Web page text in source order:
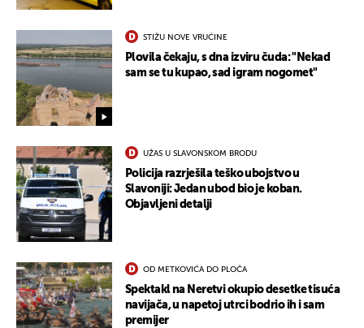
STIŽU NOVE VRUĆINE
Plovila čekaju, s dna izviru čuda: "Nekad
sam se tu kupao, sad igram nogomet"
UŽAS U SLAVONSKOM BRODU
Policija razrješila teško ubojstvo u
Slavoniji: Jedan ubod bio je koban.
Objavljeni detalji
OD METKOVIĆA DO PLOČA
Spektakl na Neretvi okupio desetke tisuća
navijača, u napetoj utrci bodrio ih i sam
premijer